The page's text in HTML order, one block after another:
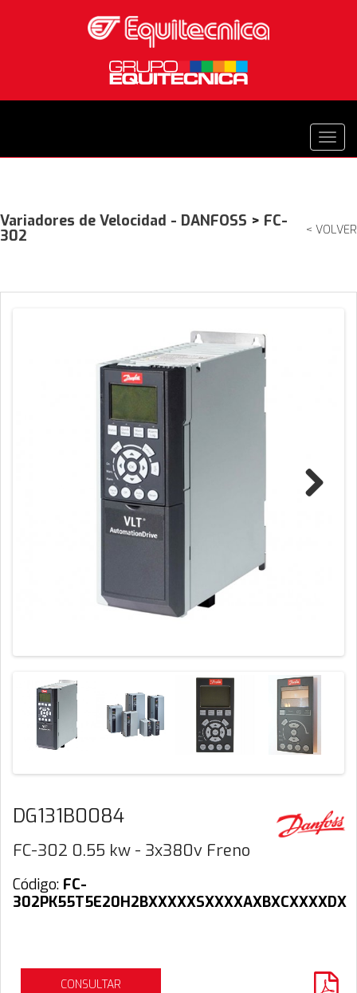
< VOLVER
Variadores de Velocidad - DANFOSS > FC-
302
DG131B0084
FC-302 0.55 kw - 3x380v Freno
Código: FC-
302PK55T5E20H2BXXXXXSXXXXAXBXCXXXXDX
CONSULTAR